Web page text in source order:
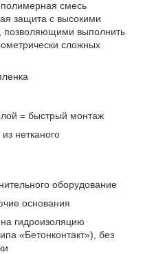
смесь
защита с высокими
позволяющими выполнить
сложных
= быстрый монтаж
нетканого
оборудование
основания
гидроизоляцию
«Бетонконтакт»), без